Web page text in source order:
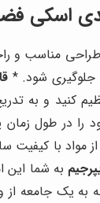
اسکی
طراحی مناسب و
جلوگیری شود. *
کنید و به
را در طول زمان
از مواد با کیفیت
به شما این
به یک جامعه از